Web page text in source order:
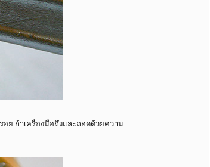
ย ถ้าเครื่องมือถึงและถอดด้วยความ